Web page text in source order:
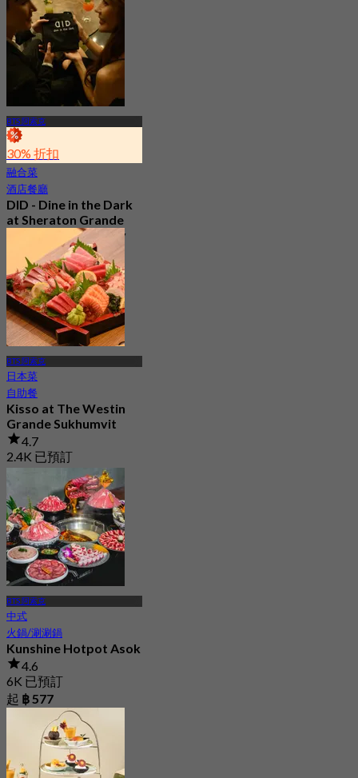
起฿ 794.25
BTS 阿索克
30% 折扣
融合菜
酒店餐廳
DID - Dine in the Dark
at Sheraton Grande
Sukhumvit, a Luxury
Collection Hotel ,
Bangkok
5.0
328 已預訂
起฿ 1,590
BTS 阿索克
日本菜
自助餐
Kisso at The Westin
Grande Sukhumvit
4.7
2.4K 已預訂
BTS 阿索克
中式
火鍋/涮涮鍋
Kunshine Hotpot Asok
4.6
6K 已預訂
起 ฿ 577